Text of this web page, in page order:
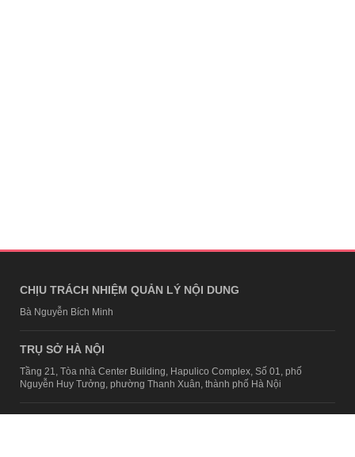
CHỊU TRÁCH NHIỆM QUẢN LÝ NỘI DUNG
Bà Nguyễn Bích Minh
TRỤ SỞ HÀ NỘI
Tầng 21, Tòa nhà Center Building, Hapulico Complex, Số 01, phố
Nguyễn Huy Tưởng, phường Thanh Xuân, thành phố Hà Nội